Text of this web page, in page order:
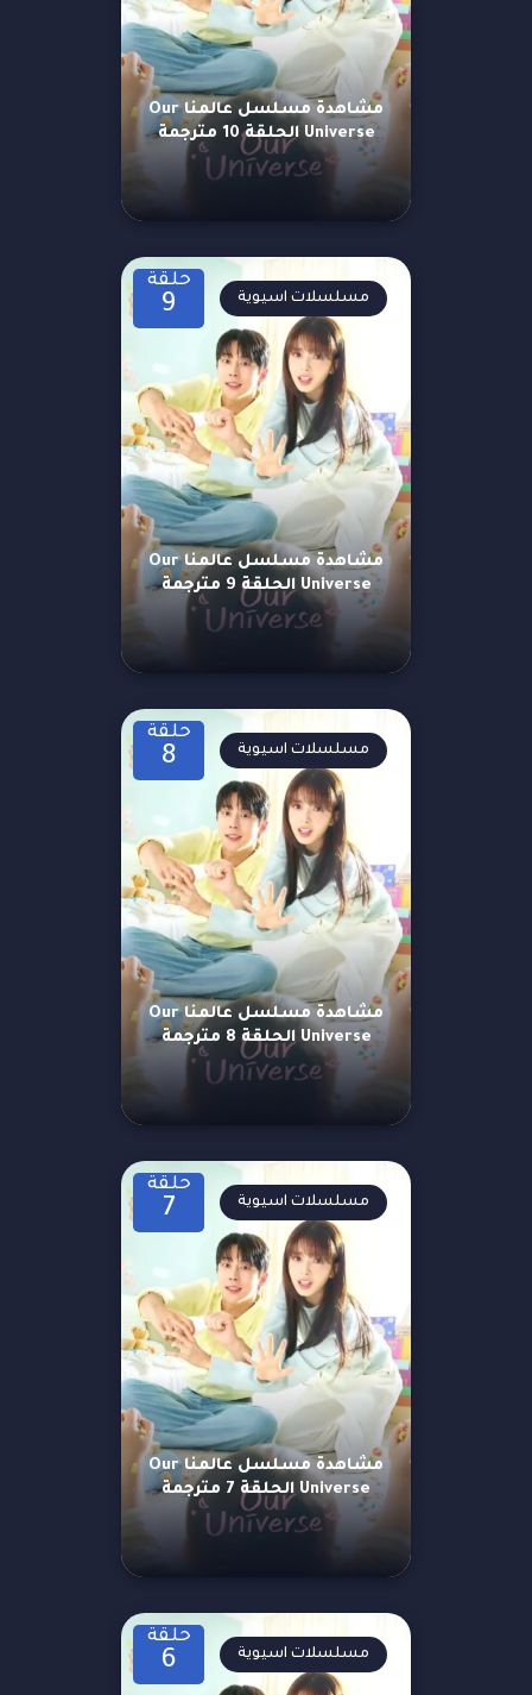
مشاهدة مسلسل عالمنا Our
Universe الحلقة 10 مترجمة
حلقة
9
مشاهدة مسلسل عالمنا Our
Universe الحلقة 9 مترجمة
مسلسلات اسيوية
حلقة
8
مشاهدة مسلسل عالمنا Our
Universe الحلقة 8 مترجمة
مسلسلات اسيوية
حلقة
7
مشاهدة مسلسل عالمنا Our
Universe الحلقة 7 مترجمة
مسلسلات اسيوية
حلقة
6 مسلسلات اسيوية